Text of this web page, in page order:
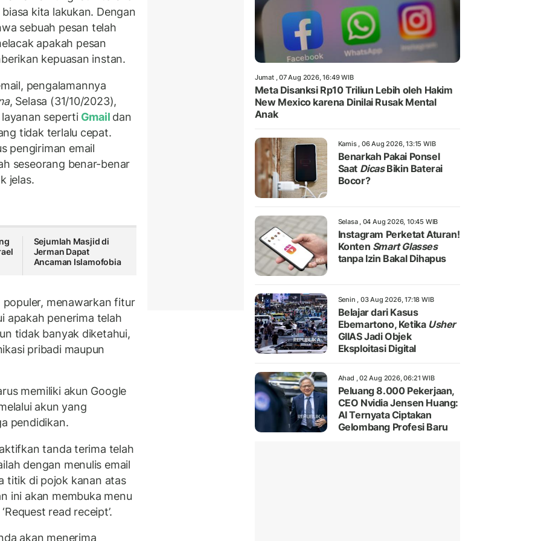
kita lakukan. Dengan
sebuah pesan telah
apakah pesan
kepuasan instan.
pengalamannya
, Selasa (31/10/2023),
layanan sepertiGmail dan
tidak terlalu cepat.
pengiriman email
seseorang benar-benar
jelas.
Sejumlah Masjid di
Jerman Dapat
Ancaman Islamofobia
populer, menawarkan fitur
apakah penerima telah
tidak banyak diketahui,
pribadi maupun
memiliki akun Google
akun yang
pendidikan.
tanda terima telah
dengan menulis email
titik di pojok kanan atas
ini akan membuka menu
read receipt’.
akan menerima
Jumat , 07 Aug 2026, 16:49 WIB
Meta Disanksi Rp10 Triliun Lebih oleh Hakim
New Mexico karena Dinilai Rusak Mental
Anak
Kamis , 06 Aug 2026, 13:15 WIB
Benarkah Pakai Ponsel
Saat DicasBikin Baterai
Bocor?
Selasa , 04 Aug 2026, 10:45 WIB
Instagram Perketat Aturan!
Konten Smart Glasses
tanpa Izin Bakal Dihapus
Senin , 03 Aug 2026, 17:18 WIB
Belajar dari Kasus
Ebemartono, Ketika Usher
GIIAS Jadi Objek
Eksploitasi Digital
Ahad , 02 Aug 2026, 06:21 WIB
Peluang 8.000 Pekerjaan,
CEO Nvidia Jensen Huang:
AI Ternyata Ciptakan
Gelombang Profesi Baru